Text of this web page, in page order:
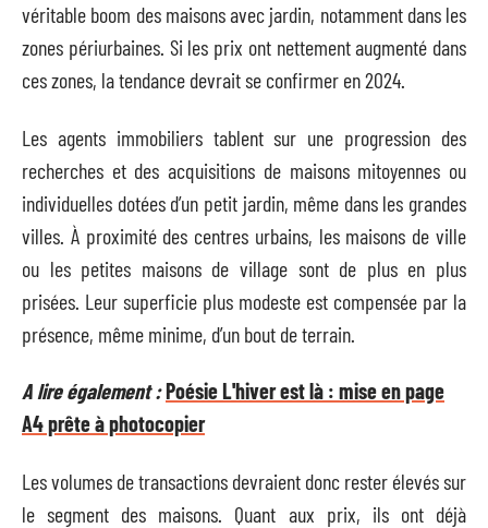
véritable boom des maisons avec jardin, notamment dans les
zones périurbaines. Si les prix ont nettement augmenté dans
ces zones, la tendance devrait se confirmer en 2024.
Les agents immobiliers tablent sur une progression des
recherches et des acquisitions de maisons mitoyennes ou
individuelles dotées d’un petit jardin, même dans les grandes
villes. À proximité des centres urbains, les maisons de ville
ou les petites maisons de village sont de plus en plus
prisées. Leur superficie plus modeste est compensée par la
présence, même minime, d’un bout de terrain.
A lire également :Poésie L'hiver est là : mise en page
A4 prête à photocopier
Les volumes de transactions devraient donc rester élevés sur
le segment des maisons. Quant aux prix, ils ont déjà